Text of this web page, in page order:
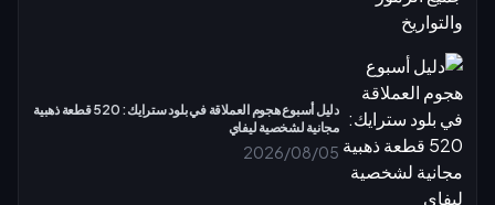
دليل أسبوع هجوم العملاقة في بلود سترايك: 520 قطعة ذهبية
مجانية لشخصية ليفاي
2026/08/05